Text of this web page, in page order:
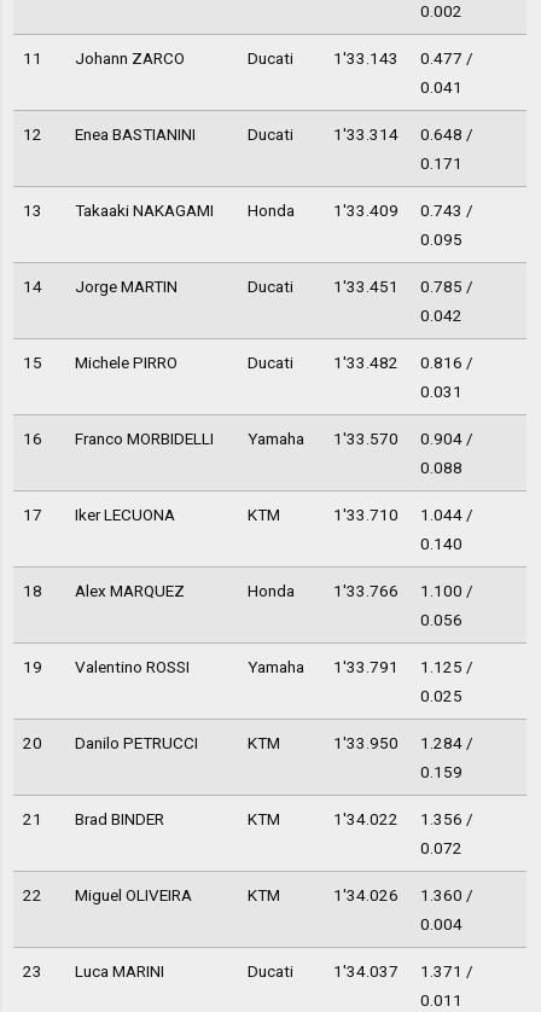
0.002
11 Johann ZARCO Ducati 1'33.143
0.477 /
0.041
12 Enea BASTIANINI Ducati 1'33.314
0.648 /
0.171
13 Takaaki NAKAGAMI Honda 1'33.409
0.743 /
0.095
14 Jorge MARTIN Ducati 1'33.451
0.785 /
0.042
15 Michele PIRRO Ducati 1'33.482
0.816 /
0.031
16 Franco MORBIDELLI Yamaha 1'33.570
0.904 /
0.088
17 Iker LECUONA KTM 1'33.710
1.044 /
0.140
18 Alex MARQUEZ Honda 1'33.766
1.100 /
0.056
19 Valentino ROSSI Yamaha 1'33.791
1.125 /
0.025
20 Danilo PETRUCCI KTM 1'33.950
1.284 /
0.159
21 Brad BINDER KTM 1'34.022
1.356 /
0.072
22 Miguel OLIVEIRA KTM 1'34.026
1.360 /
0.004
23 Luca MARINI Ducati 1'34.037
1.371 /
0.011